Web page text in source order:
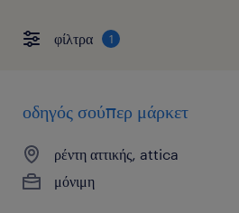
φίλτρα 1
οδηγός σούπερ μάρκετ
ρέντη αττικής, attica
μόνιμη